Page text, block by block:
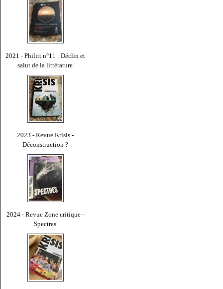
2021 - Philitt n°11 : Déclin et
salut de la littérature
2023 - Revue Krisis -
Déconstruction ?
2024 - Revue Zone critique -
Spectres